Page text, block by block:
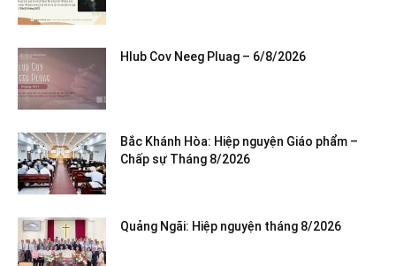
Hlub Cov Neeg Pluag – 6/8/2026
Bắc Khánh Hòa: Hiệp nguyện Giáo phẩm –
Chấp sự Tháng 8/2026
Quảng Ngãi: Hiệp nguyện tháng 8/2026